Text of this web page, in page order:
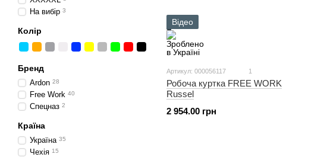
Відео
Артикул: 000056117 1
Робоча куртка FREE WORK
Russel
2 954.00 грн
На вибір 3
Колір
Бренд
Ardon 28
Free Work 40
Спецназ 2
Країна
Україна 35
Чехія 15